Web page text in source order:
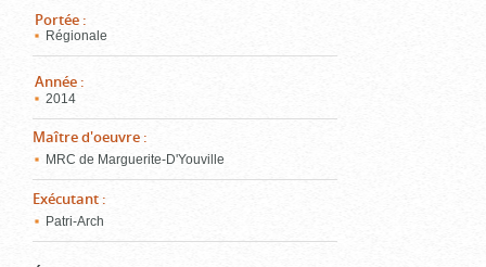
Portée :
Régionale
Année :
2014
Maître d'oeuvre :
MRC de Marguerite-D'Youville
Exécutant :
Patri-Arch